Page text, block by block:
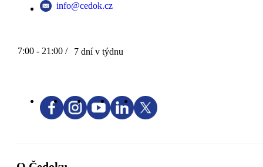
info@cedok.cz
7:00 - 21:00 / 7 dní v týdnu